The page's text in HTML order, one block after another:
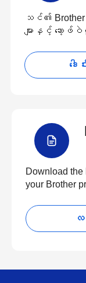
သင်၏ Brother
များနှင့် ဆော့
ဒေ
Download the
your Brother
လ